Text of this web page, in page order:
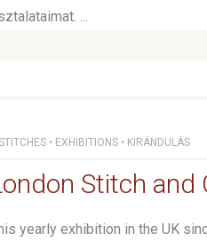
...
• EXHIBITIONS • KIRÁNDULÁS
Stitch and
yearly exhibition in the UK